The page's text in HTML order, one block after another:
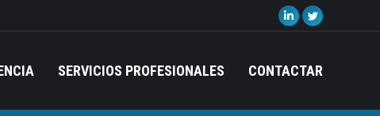
Linkedin
opens
new
Twitter
opens
new
SERVICIOS PROFESIONALES CONTACTAR